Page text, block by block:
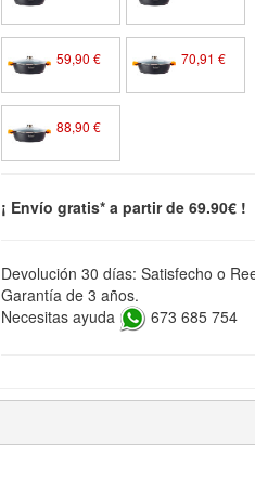
59,90 € 70,91 €
88,90 €
¡ Envío gratis* a partir de 69.90€ !
Devolución 30 días: Satisfecho o
Garantía de 3 años.
Necesitas ayuda
673 685 754